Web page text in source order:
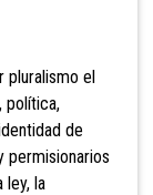
pluralismo el
política,
de
permisionarios
ley, la